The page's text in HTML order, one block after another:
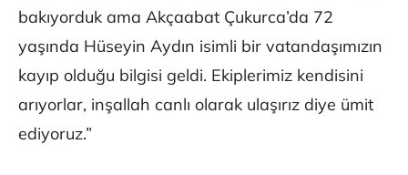
bakıyorduk ama Akçaabat Çukurca’da 72
yaşında Hüseyin Aydın isimli bir vatandaşımızın
kayıp olduğu bilgisi geldi. Ekiplerimiz kendisini
arıyorlar, inşallah canlı olarak ulaşırız diye ümit
ediyoruz.”